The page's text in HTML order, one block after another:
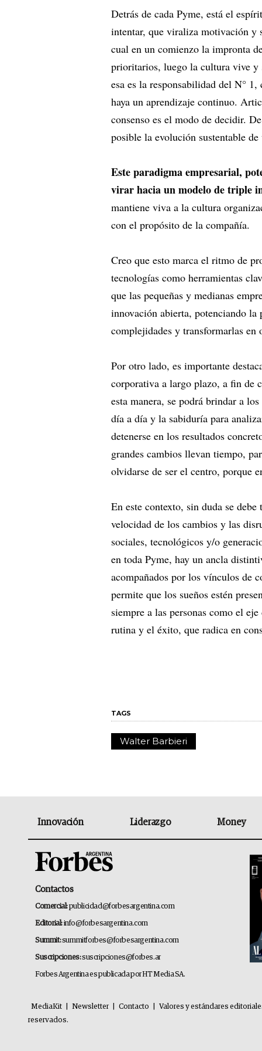
Detrás de cada Pyme, está el
intentar, que viraliza motivación y
cual en un comienzo la impronta
prioritarios, luego la cultura vive y
esa es la responsabilidad del N°
haya un aprendizaje continuo.
consenso es el modo de decidir.
posible la evolución sustentable
Este paradigma empresarial,
virar hacia un modelo de triple
mantiene viva a la cultura
con el propósito de la compañía.
Creo que esto marca el ritmo de
tecnologías como herramientas
que las pequeñas y medianas
innovación abierta, potenciando la
complejidades y transformarlas
Por otro lado, es importante
corporativa a largo plazo, a fin de
esta manera, se podrá brindar a
día a día y la sabiduría para
detenerse en los resultados
grandes cambios llevan tiempo,
olvidarse de ser el centro, porque
En este contexto, sin duda se
velocidad de los cambios y las
sociales, tecnológicos y/o
en toda Pyme, hay un ancla
acompañados por los vínculos de
permite que los sueños estén
siempre a las personas como el
rutina y el éxito, que radica en
TAGS
Walter Barbieri
Innovación Liderazgo Money
Contactos
Comercial:publicidad@forbesargentina.com
Editorial:info@forbesargentina.com
Summit:summitforbes@forbesargentina.com
Suscripciones:suscripciones@forbes.ar
Forbes Argentina es publicada por HT Media SA.
MediaKit Newsletter Contacto
Valores y estándares
reservados.